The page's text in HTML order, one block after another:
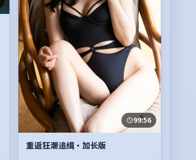
99:56
重返狂潮追缉·加长版